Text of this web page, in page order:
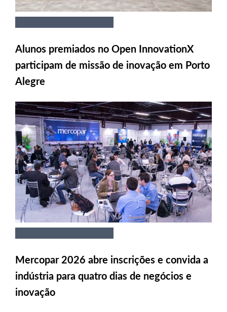
Alunos premiados no Open InnovationX
participam de missão de inovação em Porto
Alegre
Mercopar 2026 abre inscrições e convida a
indústria para quatro dias de negócios e
inovação